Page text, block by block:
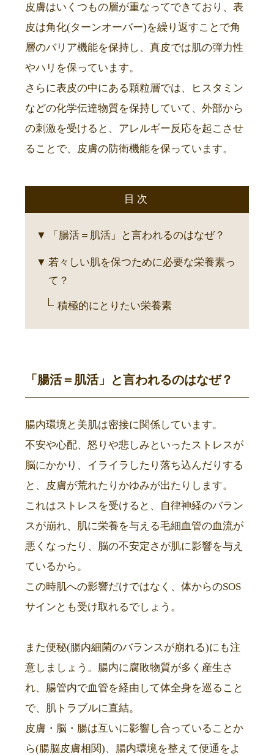
皮膚はいくつもの層が重なってできており、表
皮は角化(ターンオーバー)を繰り返すことで角
層のバリア機能を保持し、真皮では肌の弾力性
やハリを保っています。
さらに表皮の中にある顆粒層では、ヒスタミン
などの化学伝達物質を保持していて、外部から
の刺激を受けると、アレルギー反応を起こさせ
ることで、皮膚の防衛機能を保っています。
目次
「腸活＝肌活」と言われるのはなぜ？
若々しい肌を保つために必要な栄養素っ
て？
積極的にとりたい栄養素
「腸活＝肌活」と言われるのはなぜ？
腸内環境と美肌は密接に関係しています。
不安や心配、怒りや悲しみといったストレスが
脳にかかり、イライラしたり落ち込んだりする
と、皮膚が荒れたりかゆみが出たりします。
これはストレスを受けると、自律神経のバラン
スが崩れ、肌に栄養を与える毛細血管の血流が
悪くなったり、脳の不安定さが肌に影響を与え
ているから。
この時肌への影響だけではなく、体からのSOS
サインとも受け取れるでしょう。
また便秘(腸内細菌のバランスが崩れる)にも注
意しましょう。腸内に腐敗物質が多く産生さ
れ、腸管内で血管を経由して体全身を巡ること
で、肌トラブルに直結。
皮膚・脳・腸は互いに影響し合っていることか
ら(腸脳皮膚相関)、腸内環境を整えて便通をよ